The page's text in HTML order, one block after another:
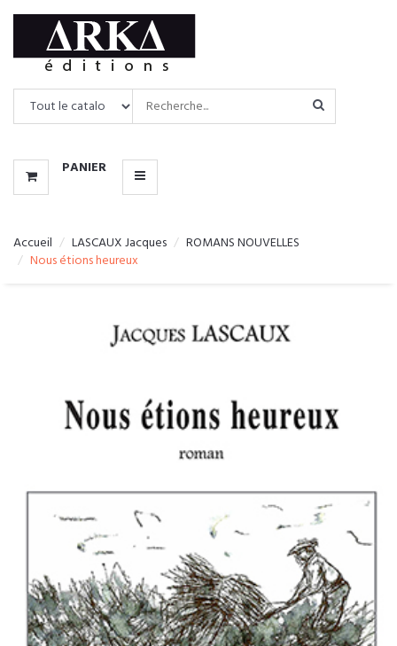
PANIER
CATALOGUE
MENU
Accueil LASCAUX Jacques
ROMANS NOUVELLES
Nous étions heureux